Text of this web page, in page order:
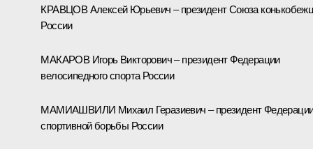
КРАВЦОВ Алексей Юрьевич – президент Союза
России
МАКАРОВ Игорь Викторович – президент Федерации
велосипедного спорта России
МАМИАШВИЛИ Михаил Геразиевич – президент
спортивной борьбы России